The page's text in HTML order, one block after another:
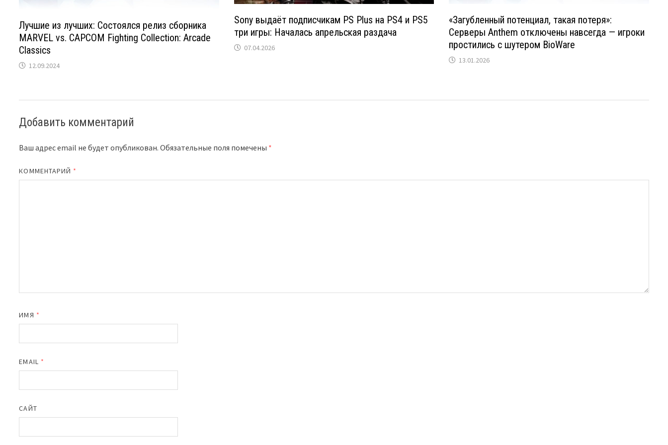
Лучшие из лучших: Состоялся релиз сборника
MARVEL vs. CAPCOM Fighting Collection: Arcade
Classics
12.09.2024
Sony выдаёт подписчикам PS Plus на PS4 и PS5
три игры: Началась апрельская раздача
07.04.2026
«Загубленный потенциал, такая потеря»:
Серверы Anthem отключены навсегда — игроки
простились с шутером BioWare
13.01.2026
Добавить комментарий
Ваш адрес email не будет опубликован. Обязательные поля помечены *
КОММЕНТАРИЙ *
ИМЯ *
EMAIL *
САЙТ